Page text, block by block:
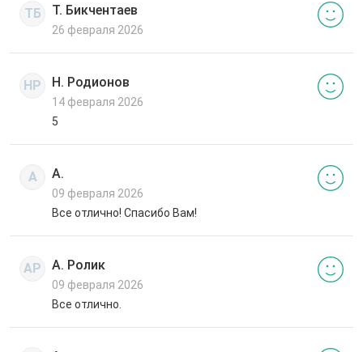
ТБ Т. Бикчентаев
26 февраля 2026
НР Н. Родионов
14 февраля 2026
5
А А.
09 февраля 2026
Все отлично! Спасибо Вам!
АР А. Ролик
09 февраля 2026
Все отлично.